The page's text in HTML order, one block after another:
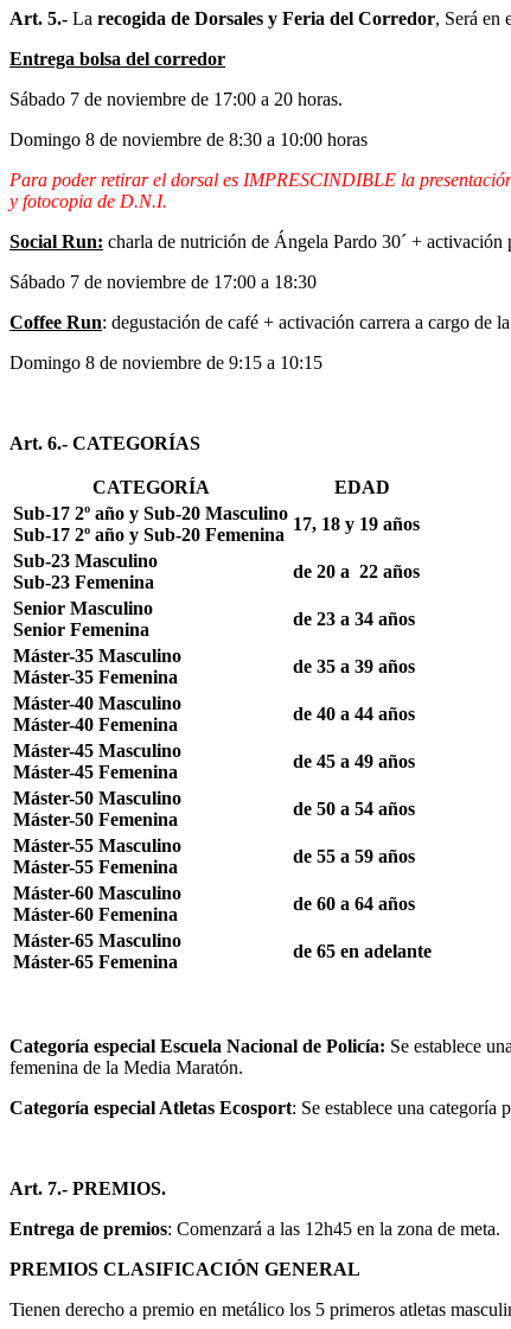
Art. 5.- La recogida de Dorsales y Feria del Corredor, Será en
Entrega bolsa del corredor
Sábado 7 de noviembre de 17:00 a 20 horas.
Domingo 8 de noviembre de 8:30 a 10:00 horas
Para poder retirar el dorsal es IMPRESCINDIBLE la
y fotocopia de D.N.I.
Social Run: charla de nutrición de Ángela Pardo 30´ +
Sábado 7 de noviembre de 17:00 a 18:30
Coffee Run: degustación de café + activación carrera a cargo de
Domingo 8 de noviembre de 9:15 a 10:15
Art. 6.- CATEGORÍAS
CATEGORÍA
EDAD
Sub-17 2º año y Sub-20 Masculino
Sub-17 2º año y Sub-20 Femenina
17, 18 y 19 años
Sub-23 Masculino
Sub-23 Femenina
de 20 a 22 años
Senior Masculino
Senior Femenina
de 23 a 34 años
Máster-35 Masculino
Máster-35 Femenina
de 35 a 39 años
Máster-40 Masculino
Máster-40 Femenina
de 40 a 44 años
Máster-45 Masculino
Máster-45 Femenina
de 45 a 49 años
Máster-50 Masculino
Máster-50 Femenina
de 50 a 54 años
Máster-55 Masculino
Máster-55 Femenina
de 55 a 59 años
Máster-60 Masculino
Máster-60 Femenina
de 60 a 64 años
Máster-65 Masculino
Máster-65 Femenina
de 65 en adelante
Categoría especial Escuela Nacional de Policía: Se establece
femenina de la Media Maratón.
Categoría especial Atletas Ecosport: Se establece una categoría
Art. 7.- PREMIOS.
Entrega de premios: Comenzará a las 12h45 en la zona de meta.
PREMIOS CLASIFICACIÓN GENERAL
Tienen derecho a premio en metálico los 5 primeros atletas